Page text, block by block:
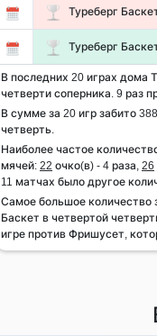
Туреберг
Туреберг
В последних 20 играх дома
четверти соперника. 9 раз
В сумме за 20 игр забито
четверть.
Наиболее частое
мячей: 22 очко(в) - 4 раза, 26
11 матчах было другое
Самое большое количество
Баскет в четвертой
игре против Фришусет,